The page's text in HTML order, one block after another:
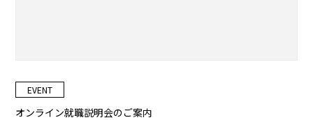
EVENT
オンライン就職説明会のご案内